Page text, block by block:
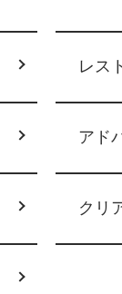
レス
アド
クリ